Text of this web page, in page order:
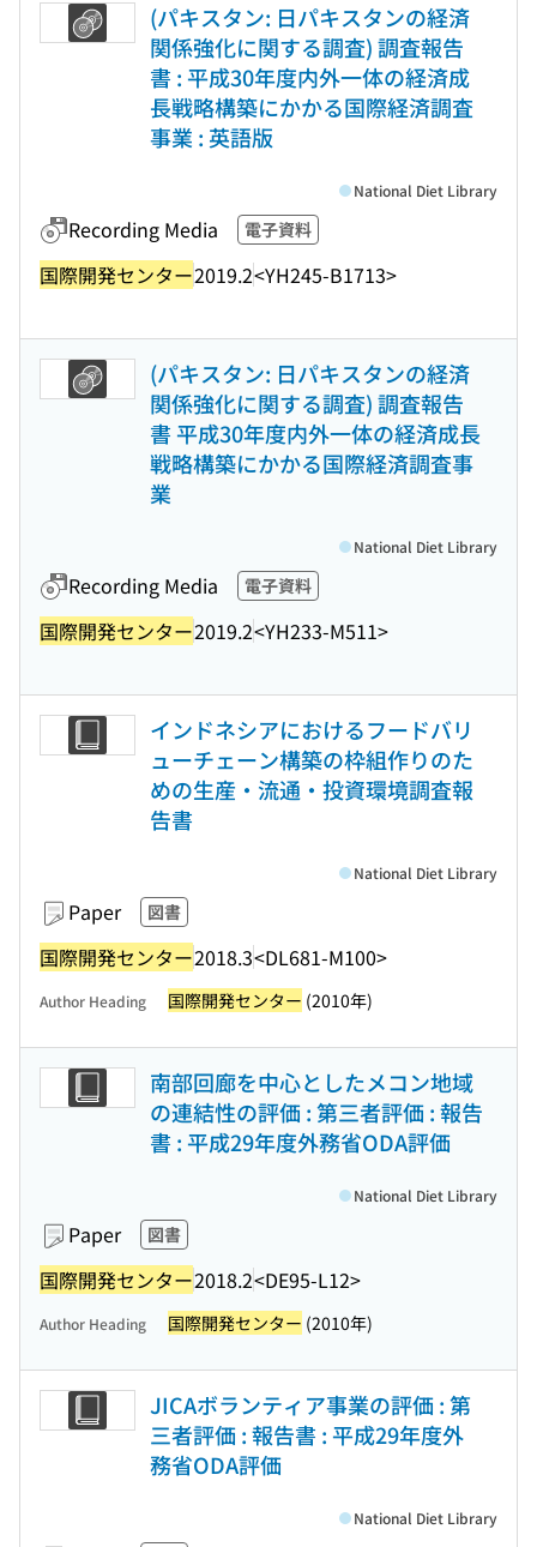
(パキスタン: 日パキスタンの経済
関係強化に関する調査) 調査報告
書 : 平成30年度内外一体の経済成
長戦略構築にかかる国際経済調査
事業 : 英語版
Recording Media 電子資料
国際開発センター2019.2<YH245-B1713>
National Diet Library
(パキスタン: 日パキスタンの経済
関係強化に関する調査) 調査報告
書 平成30年度内外一体の経済成長
戦略構築にかかる国際経済調査事
業
Recording Media 電子資料
国際開発センター2019.2<YH233-M511>
National Diet Library
インドネシアにおけるフードバリ
ューチェーン構築の枠組作りのた
めの生産・流通・投資環境調査報
告書
Paper 図書
国際開発センター2018.3<DL681-M100>
National Diet Library
Author Heading 国際開発センター (2010年)
南部回廊を中心としたメコン地域
の連結性の評価 : 第三者評価 : 報告
書 : 平成29年度外務省ODA評価
Paper 図書
国際開発センター2018.2<DE95-L12>
National Diet Library
Author Heading 国際開発センター (2010年)
JICAボランティア事業の評価 : 第
三者評価 : 報告書 : 平成29年度外
務省ODA評価
National Diet Library